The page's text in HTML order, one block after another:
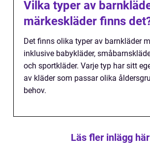
Vilka typer av
märkeskläder finns
Det finns olika typer av barnkläder
inklusive babykläder,
och sportkläder. Varje typ har sitt
av kläder som passar olika
behov.
Läs fler inlägg här